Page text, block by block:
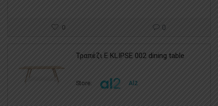
0 0
Τραπέζι E KLIPSE 002 dining table
Store: Al2